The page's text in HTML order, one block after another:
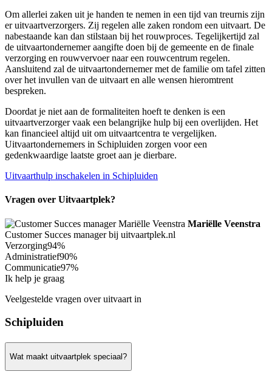
Om allerlei zaken uit je handen te nemen in een tijd van treurnis zijn
er uitvaartverzorgers. Zij regelen alle zaken rondom een uitvaart. De
nabestaande kan dan stilstaan bij het rouwproces. Tegelijkertijd zal
de uitvaartondernemer aangifte doen bij de gemeente en de finale
verzorging en rouwvervoer naar een rouwcentrum regelen.
Aansluitend zal de uitvaartondernemer met de familie om tafel zitten
over het invullen van de uitvaart en alle wensen hieromtrent
bespreken.
Doordat je niet aan de formaliteiten hoeft te denken is een
uitvaartverzorger vaak een belangrijke hulp bij een overlijden. Het
kan financieel altijd uit om uitvaartcentra te vergelijken.
Uitvaartondernemers in Schipluiden zorgen voor een
gedenkwaardige laatste groet aan je dierbare.
Uitvaarthulp inschakelen in Schipluiden
Vragen over Uitvaartplek?
Mariëlle Veenstra
Customer Succes manager bij uitvaartplek.nl
Verzorging94%
Administratief90%
Communicatie97%
Ik help je graag
Veelgestelde vragen over uitvaart in
Schipluiden
Wat maakt uitvaartplek speciaal?